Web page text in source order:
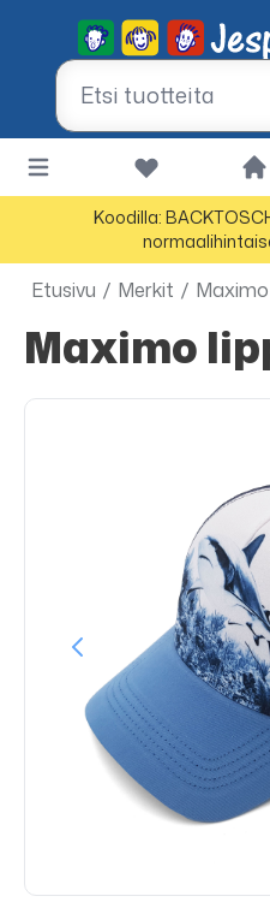
Koodilla:
Etusivu / Merkit / Maximo
Maximo